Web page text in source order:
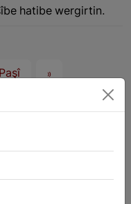
hatibe wergirtin.
Paşî »